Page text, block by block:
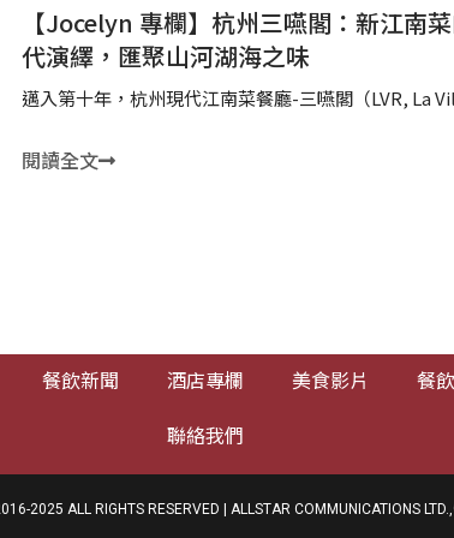
【Jocelyn 專欄】杭州三嚥閣：新江南
代演繹，匯聚山河湖海之味
邁入第十年，杭州現代江南菜餐廳-三嚥閣（LVR, La
閱讀全文
餐飲新聞 酒店專欄 美食影片 餐
聯絡我們
2025 ALL RIGHTS RESERVED | ALLSTAR COMMUNICATIONS